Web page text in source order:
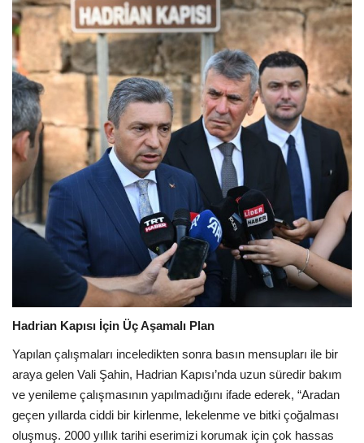
Köşe Yazarları
Galeri
Hadrian Kapısı İçin Üç Aşamalı Plan
Yapılan çalışmaları inceledikten sonra basın mensupları ile bir
araya gelen Vali Şahin, Hadrian Kapısı’nda uzun süredir bakım
ve yenileme çalışmasının yapılmadığını ifade ederek, “Aradan
geçen yıllarda ciddi bir kirlenme, lekelenme ve bitki çoğalması
oluşmuş. 2000 yıllık tarihi eserimizi korumak için çok hassas